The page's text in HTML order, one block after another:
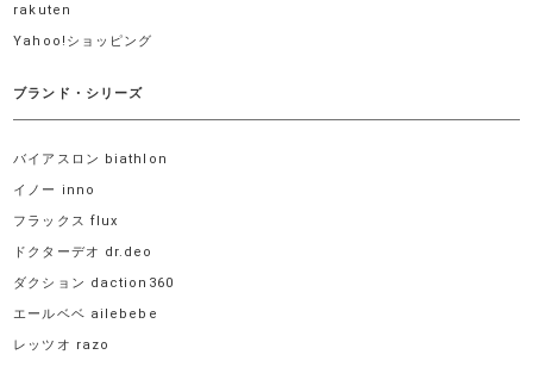
rakuten
Yahoo!ショッピング
ブランド・シリーズ
バイアスロン biathlon
イノー inno
フラックス flux
ドクターデオ dr.deo
ダクション daction360
エールベベ ailebebe
レッツオ razo